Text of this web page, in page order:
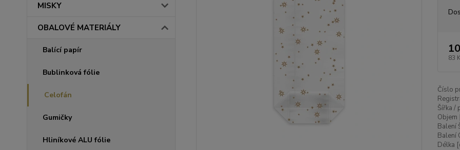
MISKY
OBALOVÉ MATERIÁLY
Balící papír
Bublinková fólie
Celofán
Gumičky
Hliníkové ALU fólie
83
Číslo
Šířka /
Objem
Balení
Balení
Délka